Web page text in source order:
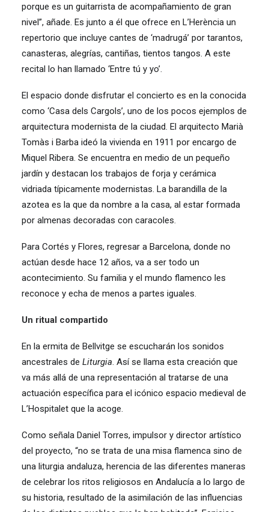
porque es un guitarrista de acompañamiento de gran
nivel”, añade. Es junto a él que ofrece en L’Herència un
repertorio que incluye cantes de ‘madrugá’ por tarantos,
canasteras, alegrías, cantiñas, tientos tangos. A este
recital lo han llamado ‘Entre tú y yo’.
El espacio donde disfrutar el concierto es en la conocida
como ‘Casa dels Cargols’, uno de los pocos ejemplos de
arquitectura modernista de la ciudad. El arquitecto Marià
Tomàs i Barba ideó la vivienda en 1911 por encargo de
Miquel Ribera. Se encuentra en medio de un pequeño
jardín y destacan los trabajos de forja y cerámica
vidriada típicamente modernistas. La barandilla de la
azotea es la que da nombre a la casa, al estar formada
por almenas decoradas con caracoles.
Para Cortés y Flores, regresar a Barcelona, donde no
actúan desde hace 12 años, va a ser todo un
acontecimiento. Su familia y el mundo flamenco les
reconoce y echa de menos a partes iguales.
Un ritual compartido
En la ermita de Bellvitge se escucharán los sonidos
ancestrales de Liturgia. Así se llama esta creación que
va más allá de una representación al tratarse de una
actuación específica para el icónico espacio medieval de
L’Hospitalet que la acoge.
Como señala Daniel Torres, impulsor y director artístico
del proyecto, “no se trata de una misa flamenca sino de
una liturgia andaluza, herencia de las diferentes maneras
de celebrar los ritos religiosos en Andalucía a lo largo de
su historia, resultado de la asimilación de las influencias